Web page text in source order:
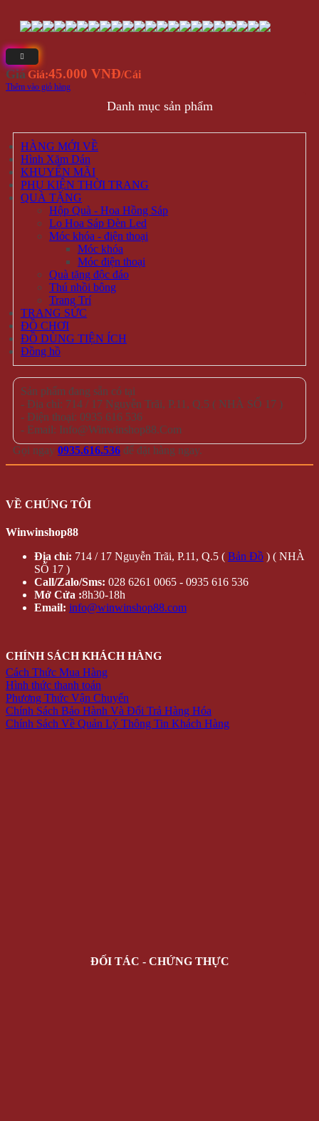
Giá Giá:45.000 VNĐ/Cái
Thêm vào giỏ hàng
Danh mục sản phẩm
HÀNG MỚI VỀ
Hình Xăm Dán
KHUYẾN MÃI
PHỤ KIỆN THỜI TRANG
QUÀ TẶNG
Hộp Quà - Hoa Hồng Sáp
Lọ Hoa Sáp Đèn Led
Móc khóa - điện thoại
Móc khóa
Móc điện thoại
Quà tặng độc đáo
Thú nhồi bông
Trang Trí
TRANG SỨC
ĐỒ CHƠI
ĐỒ DÙNG TIỆN ÍCH
Đồng hồ
Sản phẩm đang sẵn có tại
- Địa chỉ: 714 / 17 Nguyễn Trãi, P.11, Q.5 ( NHÀ SỐ 17 )
- Điện thoại: 0935 616 536
- Email: Info@Winwinshop88.Com
Gọi ngay 0935.616.536 để đặt hàng ngay.
VỀ CHÚNG TÔI
Winwinshop88
Địa chỉ: 714 / 17 Nguyễn Trãi, P.11, Q.5 ( Bản Đồ ) ( NHÀ
SỐ 17 )
Call/Zalo/Sms: 028 6261 0065 - 0935 616 536
Mở Cửa :8h30-18h
Email: info@winwinshop88.com
CHÍNH SÁCH KHÁCH HÀNG
Cách Thức Mua Hàng
Hình thức thanh toán
Phương Thức Vận Chuyển
Chính Sách Bảo Hành Và Đổi Trả Hàng Hóa
Chính Sách Về Quản Lý Thông Tin Khách Hàng
ĐỐI TÁC - CHỨNG THỰC